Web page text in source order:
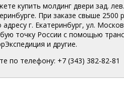
купить молдинг двери зад.
При заказе свыше 2500
г. Екатеринбург, ул.
точку России с помощью
и другие.
по телефону: +7 (343) 382-82-81